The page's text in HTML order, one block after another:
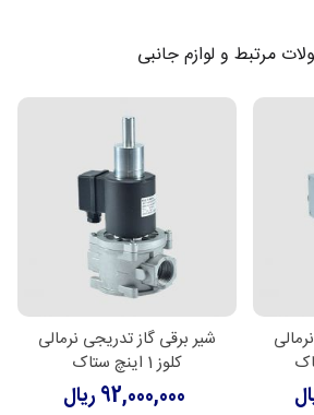
مرتبط و لوازم جانبی
شیر برقی گاز تدریجی نرمالی
کلوز 1 اینچ ستاک
92,000,000 ریال